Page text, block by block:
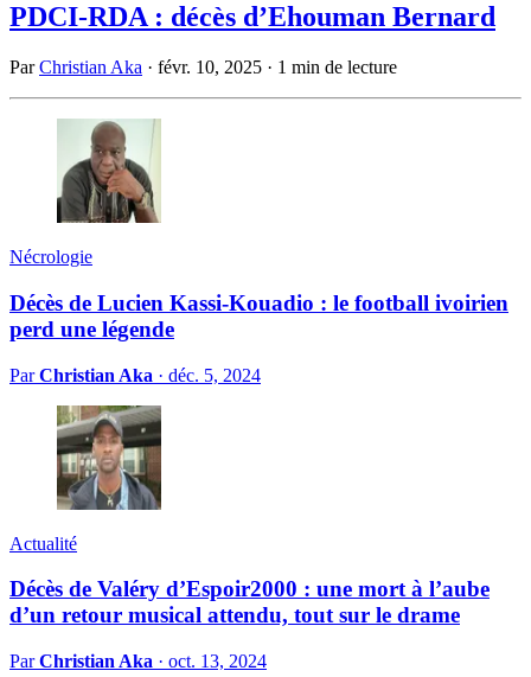
PDCI-RDA : décès d’Ehouman Bernard
ParChristian Aka · févr. 10, 2025 · 1 min de lecture
Nécrologie
Décès de Lucien Kassi-Kouadio : le football ivoirien
perd une légende
ParChristian Aka · déc. 5, 2024
Actualité
Décès de Valéry d’Espoir2000 : une mort à l’aube
d’un retour musical attendu, tout sur le drame
ParChristian Aka · oct. 13, 2024